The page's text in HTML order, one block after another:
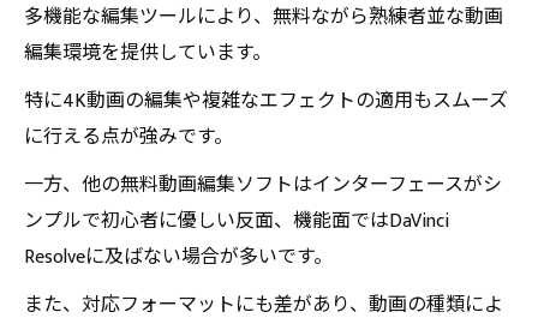
多機能な編集ツールにより、無料ながら熟練者並な動画
編集環境を提供しています。
特に4K動画の編集や複雑なエフェクトの適用もスムーズ
に行える点が強みです。
一方、他の無料動画編集ソフトはインターフェースがシ
ンプルで初心者に優しい反面、機能面ではDaVinci
Resolveに及ばない場合が多いです。
また、対応フォーマットにも差があり、動画の種類によ